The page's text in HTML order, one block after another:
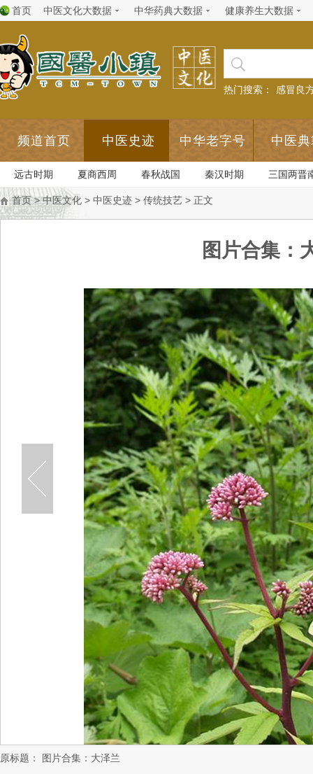
首页 中医文化大数据 中华药典大数据 健康养生大数据
热门搜索： 感冒良
频道首页 中医史迹 中华老字号 中医
远古时期 夏商西周 春秋战国 秦汉时期 三国两晋
首页>中医文化 > 中医史迹 > 传统技艺 > 正文
图片合集：
原标题： 图片合集：大泽兰